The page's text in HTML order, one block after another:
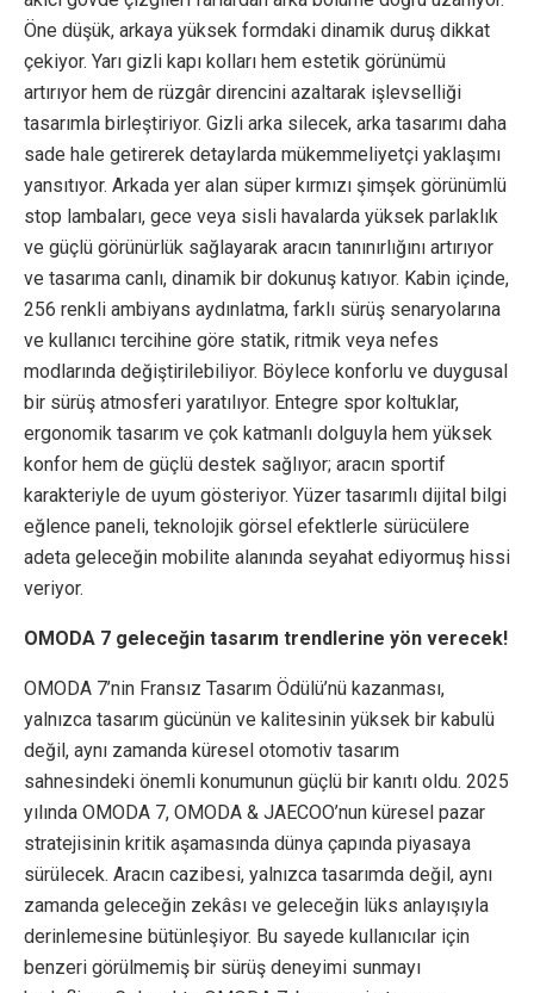
Öne düşük, arkaya yüksek formdaki dinamik duruş dikkat
çekiyor. Yarı gizli kapı kolları hem estetik görünümü
artırıyor hem de rüzgâr direncini azaltarak işlevselliği
tasarımla birleştiriyor. Gizli arka silecek, arka tasarımı daha
sade hale getirerek detaylarda mükemmeliyetçi yaklaşımı
yansıtıyor. Arkada yer alan süper kırmızı şimşek görünümlü
stop lambaları, gece veya sisli havalarda yüksek parlaklık
ve güçlü görünürlük sağlayarak aracın tanınırlığını artırıyor
ve tasarıma canlı, dinamik bir dokunuş katıyor. Kabin içinde,
256 renkli ambiyans aydınlatma, farklı sürüş senaryolarına
ve kullanıcı tercihine göre statik, ritmik veya nefes
modlarında değiştirilebiliyor. Böylece konforlu ve duygusal
bir sürüş atmosferi yaratılıyor. Entegre spor koltuklar,
ergonomik tasarım ve çok katmanlı dolguyla hem yüksek
konfor hem de güçlü destek sağlıyor; aracın sportif
karakteriyle de uyum gösteriyor. Yüzer tasarımlı dijital bilgi
eğlence paneli, teknolojik görsel efektlerle sürücülere
adeta geleceğin mobilite alanında seyahat ediyormuş hissi
veriyor.
OMODA 7 geleceğin tasarım trendlerine yön verecek!
OMODA 7’nin Fransız Tasarım Ödülü’nü kazanması,
yalnızca tasarım gücünün ve kalitesinin yüksek bir kabulü
değil, aynı zamanda küresel otomotiv tasarım
sahnesindeki önemli konumunun güçlü bir kanıtı oldu. 2025
yılında OMODA 7, OMODA & JAECOO’nun küresel pazar
stratejisinin kritik aşamasında dünya çapında piyasaya
sürülecek. Aracın cazibesi, yalnızca tasarımda değil, aynı
zamanda geleceğin zekâsı ve geleceğin lüks anlayışıyla
derinlemesine bütünleşiyor. Bu sayede kullanıcılar için
benzeri görülmemiş bir sürüş deneyimi sunmayı